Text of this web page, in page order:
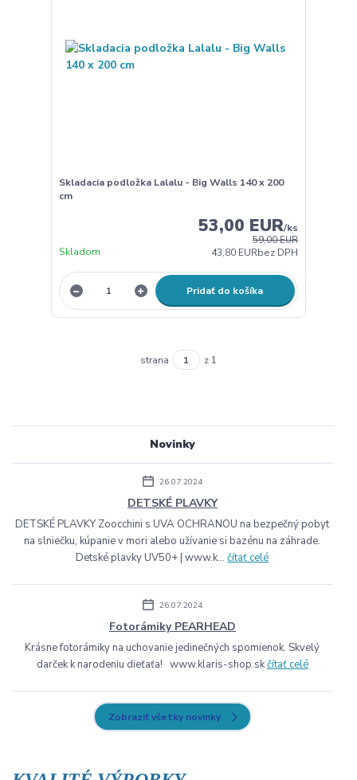
Skladacia podložka Lalalu - Big Walls 140 x 200
cm
59,00 EUR
53,00 EUR/ks
43,80 EURbez DPH
Skladom
Pridať do košíka
strana z 1
Novinky
26.07.2024
DETSKÉ PLAVKY
DETSKÉ PLAVKY Zoocchini s UVA OCHRANOU na bezpečný pobyt
na slniečku, kúpanie v mori alebo užívanie si bazénu na záhrade.
Detské plavky UV50+ | www.k...čítať celé
26.07.2024
Fotorámiky PEARHEAD
Krásne fotorámiky na uchovanie jedinečných spomienok. Skvelý
darček k narodeniu dieťaťa! www.klaris-shop.skčítať celé
Zobraziť všetky novinky